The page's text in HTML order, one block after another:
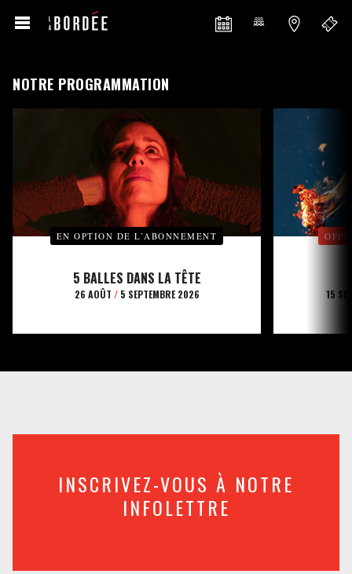
NOTRE PROGRAMMATION
EN OPTION DE L’ABONNEMENT
5 BALLES DANS LA TÊTE
26 AOÛT /5 SEPTEMBRE 2026 15
INSCRIVEZ-VOUS À NOTRE
INFOLETTRE